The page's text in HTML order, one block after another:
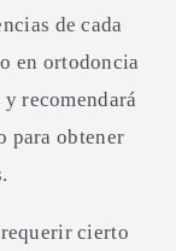
de cada
en ortodoncia
recomendará
para obtener
cierto